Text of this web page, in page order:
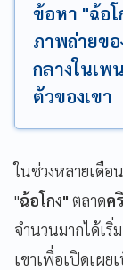
ข้อหา "ฉ้อ
ภาพถ่ายขอ
กลางในเพ
ตัวของเขา
ในช่วงหลายเดื
"ฉ้อโกง" ตลาดค
จำนวนมากได้เริ่
เขาเพื่อเปิดเผย